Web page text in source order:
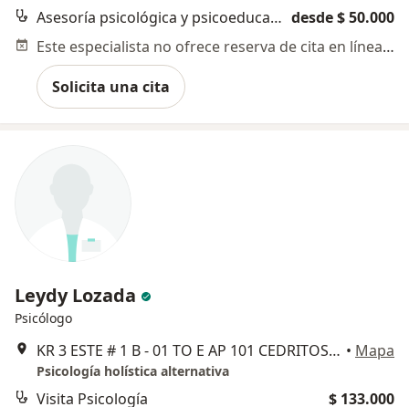
Asesoría psicológica y psicoeducación desde $ 50.000
Este especialista no ofrece reserva de cita en línea en esta dirección.
Solicita una cita
Leydy Lozada
Psicólogo
KR 3 ESTE # 1 B - 01 TO E AP 101 CEDRITOS, Fusagasugá • Mapa
Psicología holística alternativa
Visita Psicología $ 133.000